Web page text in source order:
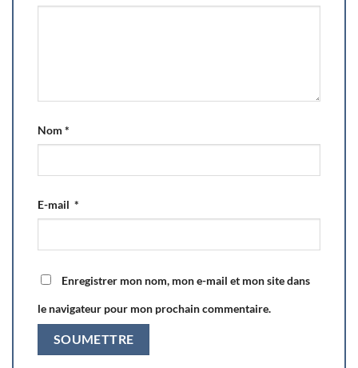
Nom *
E-mail *
Enregistrer mon nom, mon e-mail et mon site dans
le navigateur pour mon prochain commentaire.